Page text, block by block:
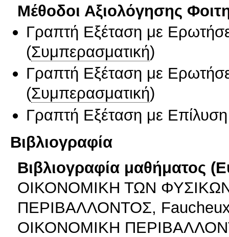
Μέθοδοι Αξιολόγησης
Γραπτή Εξέταση με
(Συμπερασματική)
Γραπτή Εξέταση με
(Συμπερασματική)
Γραπτή Εξέταση με
Βιβλιογραφία
Βιβλιογραφία μαθήματος
ΟΙΚΟΝΟΜΙΚΗ ΤΩΝ
ΠΕΡΙΒΑΛΛΟΝΤΟΣ,
ΟΙΚΟΝΟΜΙΚΗ